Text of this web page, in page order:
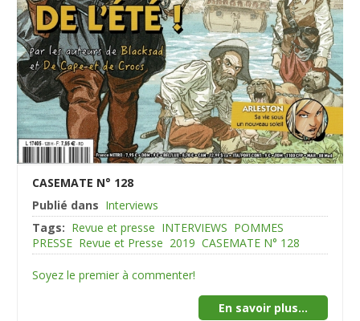
CASEMATE N° 128
Publié dans Interviews
Tags: Revue et presse INTERVIEWS POMMES
PRESSE Revue et Presse 2019 CASEMATE N° 128
Soyez le premier à commenter!
En savoir plus...